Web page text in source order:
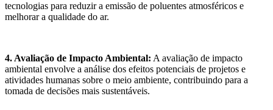
tecnologias para reduzir a emissão de poluentes atmosféricos e
melhorar a qualidade do ar.
4. Avaliação de Impacto Ambiental: A avaliação de impacto
ambiental envolve a análise dos efeitos potenciais de projetos e
atividades humanas sobre o meio ambiente, contribuindo para a
tomada de decisões mais sustentáveis.